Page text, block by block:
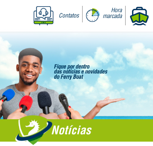
Contatos
Hora
marcada
Notícias